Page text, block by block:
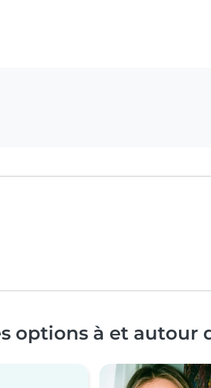
options à et autour